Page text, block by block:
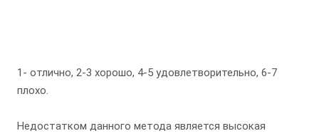
1- отлично, 2-3 хорошо, 4-5 удовлетворительно, 6-7
плохо.
Недостатком данного метода является высокая